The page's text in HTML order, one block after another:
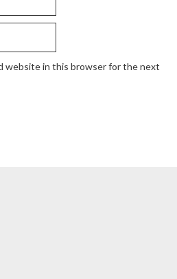
website in this browser for the next